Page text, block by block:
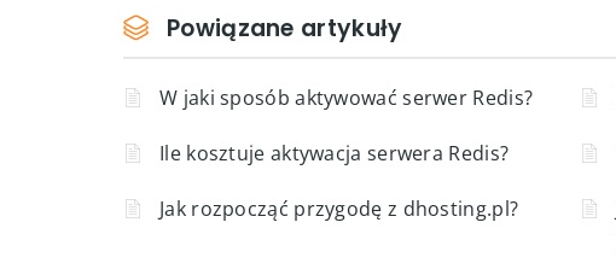
Powiązane artykuły
W jaki sposób aktywować serwer Redis?
Ile kosztuje aktywacja serwera Redis?
Jak rozpocząć przygodę z dhosting.pl?